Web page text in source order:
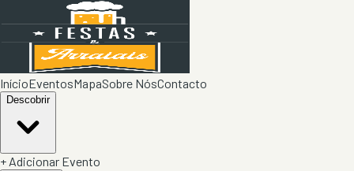
InícioEventosMapaSobre NósContacto
Descobrir
+ Adicionar Evento